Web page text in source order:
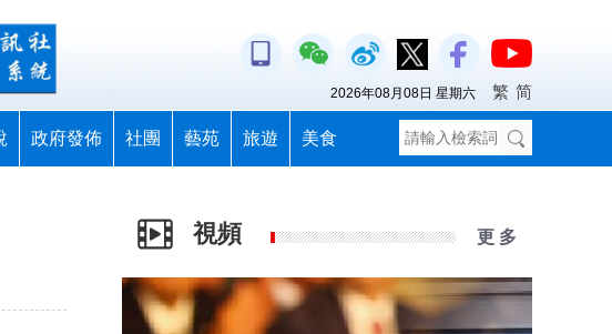
政府發佈 社團 藝苑 旅遊 美食
2026年08月08日 星期六 繁 简
視頻 更 多